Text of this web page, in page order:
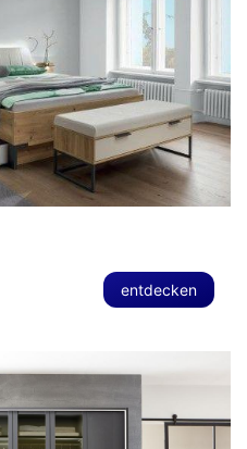
entdecken